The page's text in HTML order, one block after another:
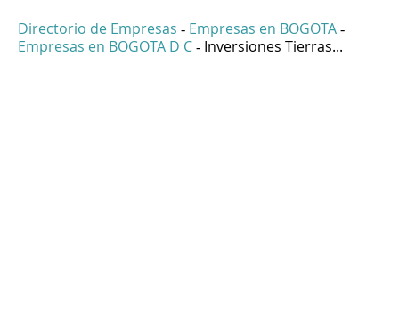
Directorio de Empresas - Empresas en BOGOTA -
Empresas en BOGOTA D C - Inversiones Tierras...